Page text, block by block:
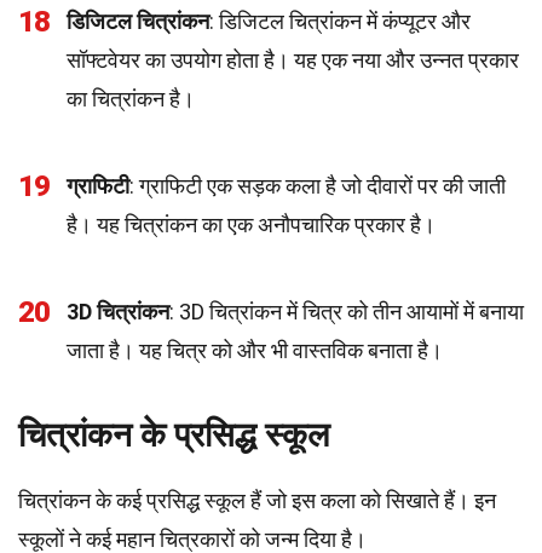
18 डिजिटल चित्रांकन: डिजिटल चित्रांकन में कंप्यूटर और
सॉफ्टवेयर का उपयोग होता है। यह एक नया और उन्नत प्रकार
का चित्रांकन है।
19 ग्राफिटी: ग्राफिटी एक सड़क कला है जो दीवारों पर की जाती
है। यह चित्रांकन का एक अनौपचारिक प्रकार है।
20 3D चित्रांकन: 3D चित्रांकन में चित्र को तीन आयामों में बनाया
जाता है। यह चित्र को और भी वास्तविक बनाता है।
चित्रांकन के प्रसिद्ध स्कूल
चित्रांकन के कई प्रसिद्ध स्कूल हैं जो इस कला को सिखाते हैं। इन
स्कूलों ने कई महान चित्रकारों को जन्म दिया है।